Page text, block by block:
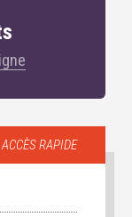
ACCÈS RAPIDE